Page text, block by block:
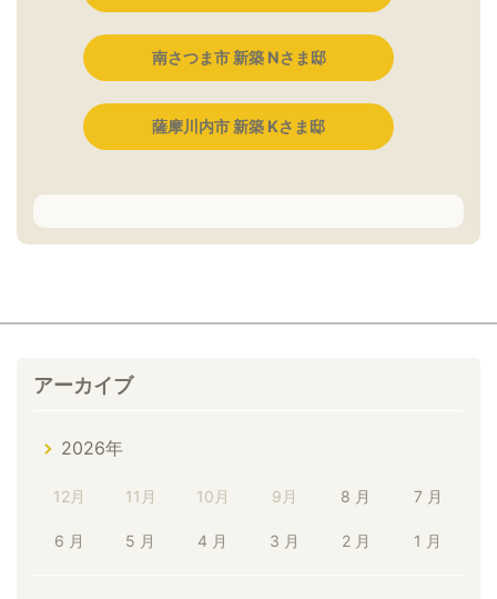
南さつま市 新築 Nさま邸
薩摩川内市 新築 Kさま邸
アーカイブ
2026年
12月 11月 10月 9月 8 月 7 月
6 月 5 月 4 月 3 月 2 月 1 月